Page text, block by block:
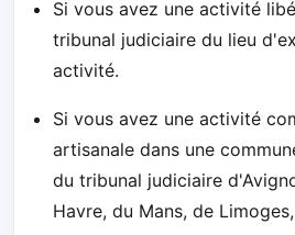
Si vous avez une activité
tribunal judiciaire du lieu
activité.
Si vous avez une activité
artisanale dans une
du tribunal judiciaire
Havre, du Mans, de